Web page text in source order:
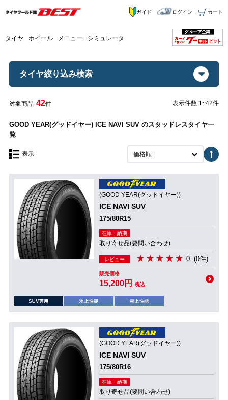
タイヤ ホイール メニュー シミュレータ
ガイド ログイン カート
タイヤ絞り込み検索
対象商品 42件 表示件数 1~42件
GOOD YEAR(グッドイヤー) ICE NAVI SUV のスタッドレスタイヤ一
覧
表示 価格順
(GOOD YEAR(グッドイヤー))
ICE NAVI SUV
175/80R15
在庫・納期
取り寄せ品(要問い合わせ)
レビュー 0 (0件)
販売価格
15,200円 税込
(GOOD YEAR(グッドイヤー))
ICE NAVI SUV
175/80R16
在庫・納期
取り寄せ品(要問い合わせ)